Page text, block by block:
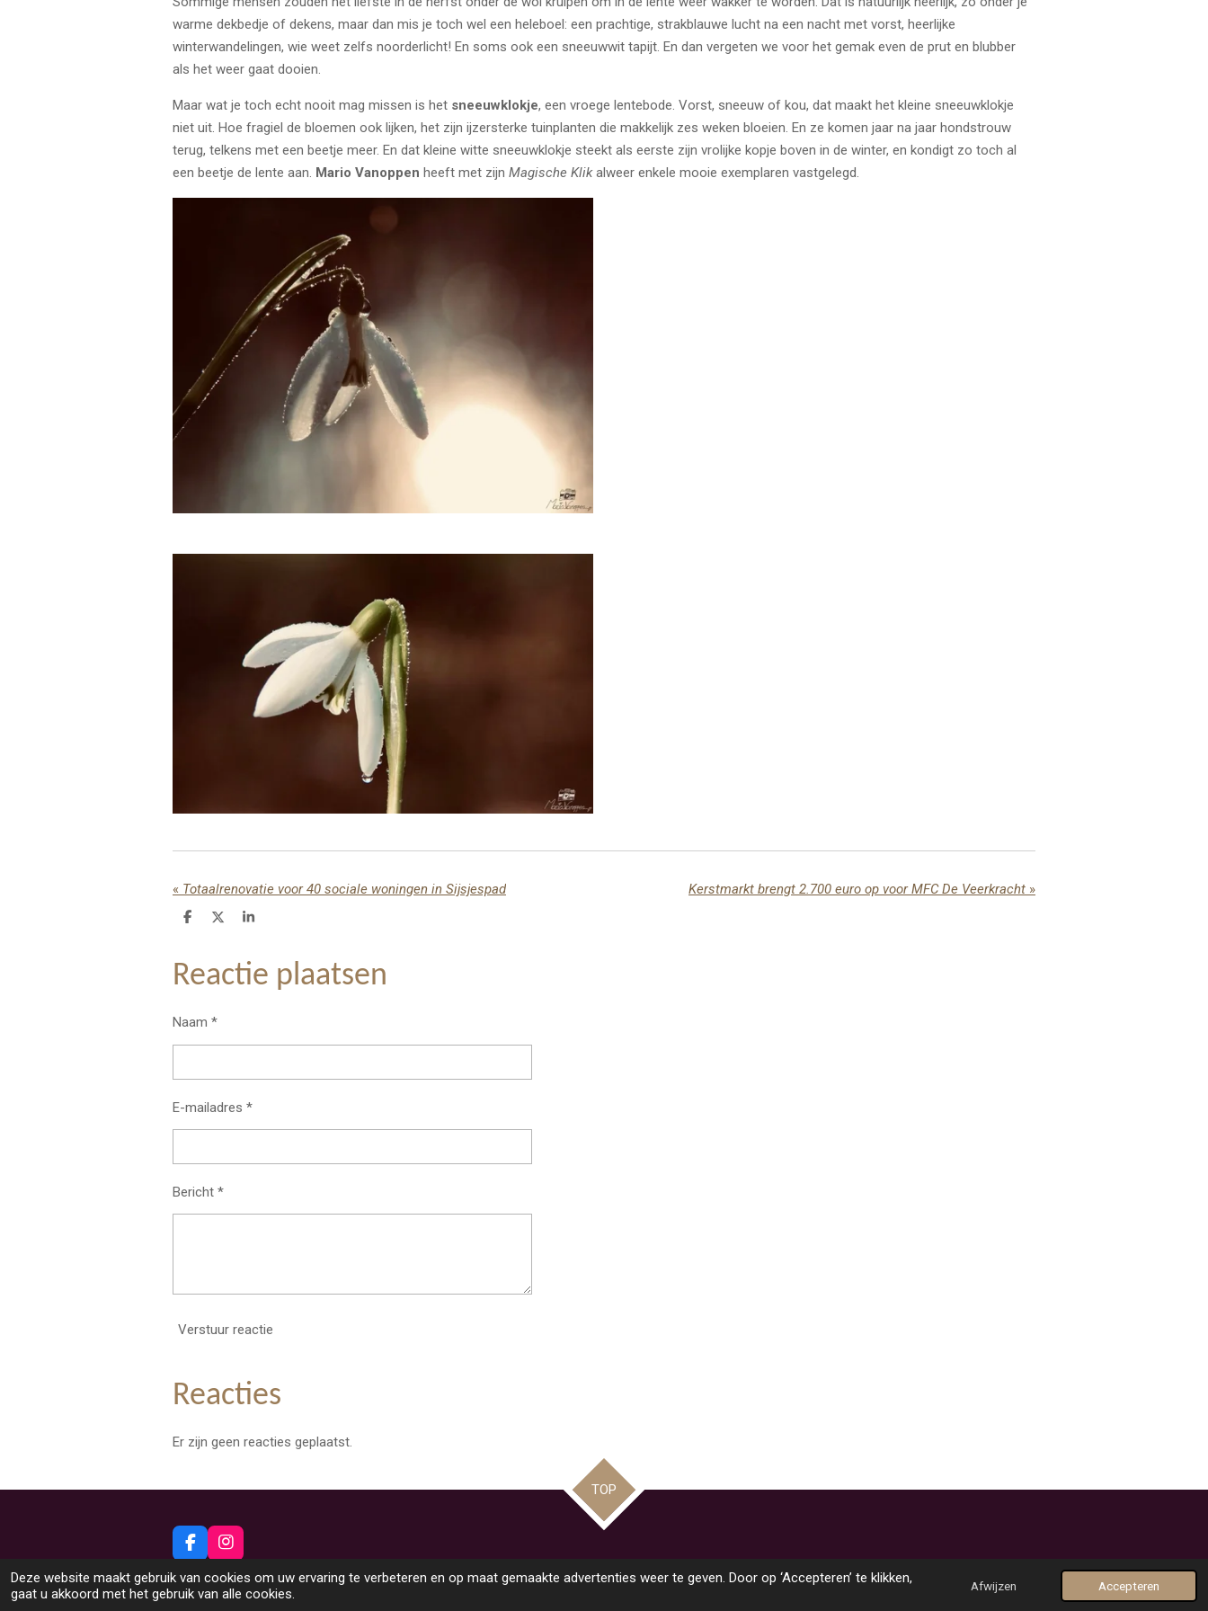
Deze website maakt gebruik van cookies om uw ervaring te verbeteren en op maat gemaakte advertenties weer te geven. Door op ‘Accepteren’ te klikken,
gaat u akkoord met het gebruik van alle cookies.
Afwijzen Accepteren
warme dekbedje of dekens, maar dan mis je toch wel een heleboel: een prachtige, strakblauwe lucht na een nacht met vorst, heerlijke
winterwandelingen, wie weet zelfs noorderlicht! En soms ook een sneeuwwit tapijt. En dan vergeten we voor het gemak even de prut en blubber
als het weer gaat dooien.
Maar wat je toch echt nooit mag missen is het sneeuwklokje, een vroege lentebode. Vorst, sneeuw of kou, dat maakt het kleine sneeuwklokje
niet uit. Hoe fragiel de bloemen ook lijken, het zijn ijzersterke tuinplanten die makkelijk zes weken bloeien. En ze komen jaar na jaar hondstrouw
terug, telkens met een beetje meer. En dat kleine witte sneeuwklokje steekt als eerste zijn vrolijke kopje boven in de winter, en kondigt zo toch al
een beetje de lente aan. Mario Vanoppen heeft met zijn Magische Klikalweer enkele mooie exemplaren vastgelegd.
« Totaalrenovatie voor 40 sociale woningen in Sijsjespad Kerstmarkt brengt 2.700 euro op voor MFC De Veerkracht »
D
e
n
D
S
r
Reactie plaatsen
Naam *
E-mailadres *
Bericht *
Verstuur reactie
Reacties
Er zijn geen reacties geplaatst.
TOP
F
c
e
I
s
t